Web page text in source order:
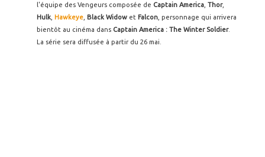
l'équipe des Vengeurs composée de Captain America Thor,
Hulk Hawkeye Black Widow et Falcon , personnage qui arrivera
bientôt au cinéma dans Captain America : The Winter Soldier.
La série sera diffusée à partir du 26 mai.